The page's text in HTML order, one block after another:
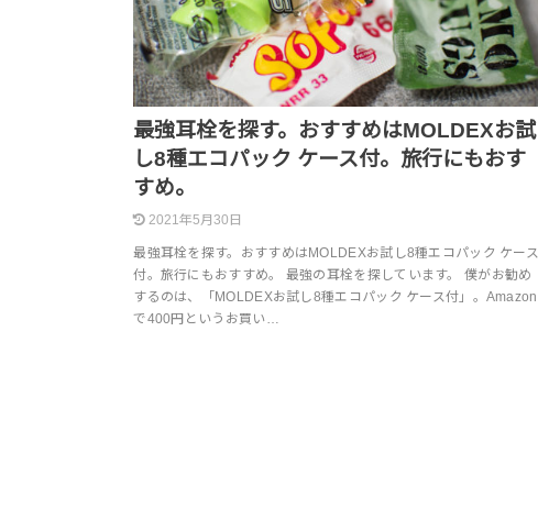
最強耳栓を探す。おすすめはMOLDEXお試
し8種エコパック ケース付。旅行にもおす
すめ。
2021年5月30日
最強耳栓を探す。おすすめはMOLDEXお試し8種エコパック ケース
付。旅行にもおすすめ。 最強の耳栓を探しています。 僕がお勧め
するのは、「MOLDEXお試し8種エコパック ケース付」。Amazon
で400円というお買い…